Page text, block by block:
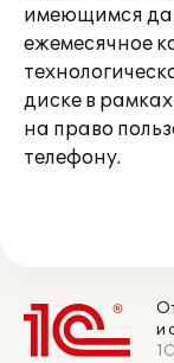
имеющимся
ежемесячное
диске в
на право
телефону.
и